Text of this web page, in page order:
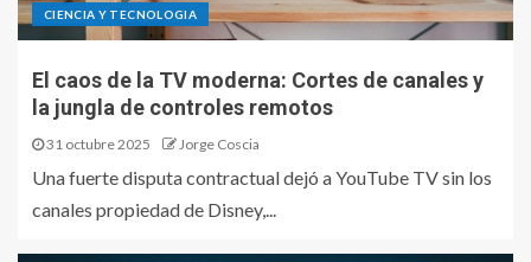
CIENCIA Y TECNOLOGIA
El caos de la TV moderna: Cortes de canales y
la jungla de controles remotos
31 octubre 2025 Jorge Coscia
Una fuerte disputa contractual dejó a YouTube TV sin los
canales propiedad de Disney,...